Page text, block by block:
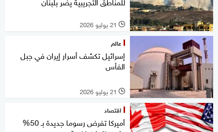
l 21 يوليو 2026
عالم
إسرائيل تكشف أسرار إيران في جبل
الفأس
l 21 يوليو 2026
اقتصاد
أميركا تفرض رسوما جديدة بـ 50%